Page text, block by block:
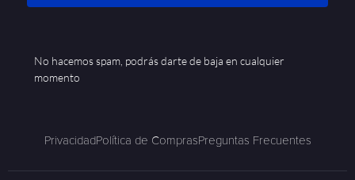
No hacemos spam, podrás darte de baja en cualquier
momento
PrivacidadPolítica de ComprasPreguntas Frecuentes